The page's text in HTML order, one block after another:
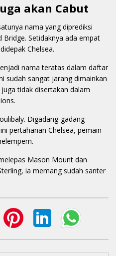
akan Cabut
nama yang diprediksi
Setidaknya ada empat
Chelsea.
nama teratas dalam daftar
sudah sangat jarang dimainkan
tidak disertakan dalam
Digadang-gadang
pertahanan Chelsea, pemain
Mason Mount dan
ia memang sudah santer